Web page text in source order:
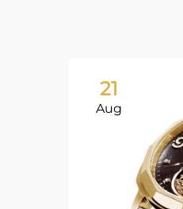
21
Aug